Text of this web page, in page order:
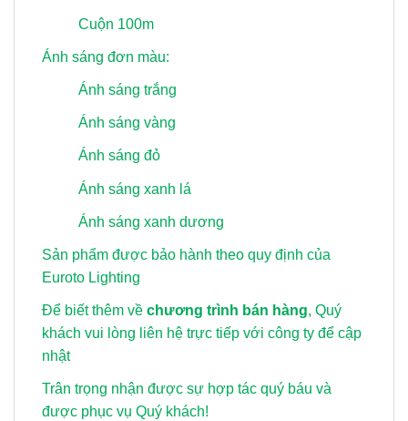
Cuộn 100m
Ánh sáng đơn màu:
Ánh sáng trắng
Ánh sáng vàng
Ánh sáng đỏ
Ánh sáng xanh lá
Ánh sáng xanh dương
Sản phẩm được bảo hành theo quy định của
Euroto Lighting
Để biết thêm về chương trình bán hàng, Quý
khách vui lòng liên hệ trực tiếp với công ty để cập
nhật
Trân trọng nhận được sự hợp tác quý báu và
được phục vụ Quý khách!